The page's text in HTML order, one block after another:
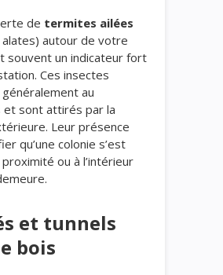
de termites ailées
autour de votre
souvent un indicateur fort
Ces insectes
au
et sont attirés par la
Leur présence
qu’une colonie s’est
ou à l’intérieur
et tunnels
bois